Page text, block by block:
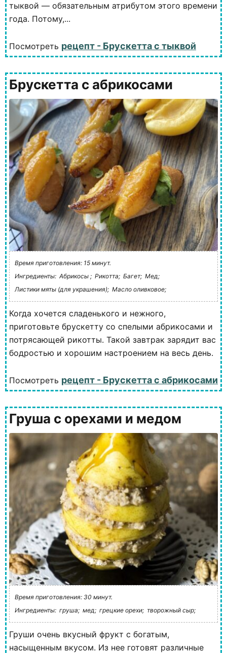
тыквой — обязательным атрибутом этого времени
года. Потому,...
Посмотреть рецепт - Брускетта с тыквой
Брускетта с абрикосами
Время приготовления: 15 минут.
Ингредиенты: Абрикосы ; Рикотта; Багет; Мед;
Листики мяты (для украшения); Масло оливковое;
Когда хочется сладенького и нежного,
приготовьте брускетту со спелыми абрикосами и
потрясающей рикотты. Такой завтрак зарядит вас
бодростью и хорошим настроением на весь день.
Посмотреть рецепт - Брускетта с абрикосами
Груша с орехами и медом
Время приготовления: 30 минут.
Ингредиенты: груша; мед; грецкие орехи; творожный сыр;
Груши очень вкусный фрукт с богатым,
насыщенным вкусом. Из нее готовят различные